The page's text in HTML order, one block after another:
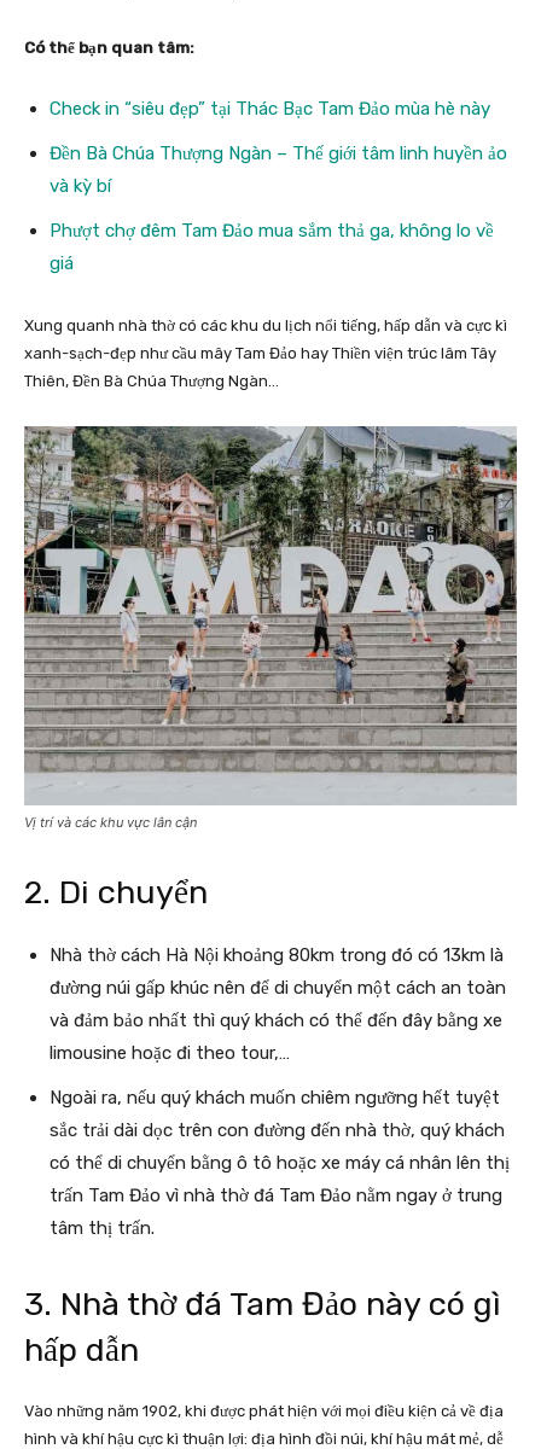
Có thể bạn quan tâm:
Check in “siêu đẹp” tại Thác Bạc Tam Đảo mùa hè này
Đền Bà Chúa Thượng Ngàn – Thế giới tâm linh huyền ảo
và kỳ bí
Phượt chợ đêm Tam Đảo mua sắm thả ga, không lo về
giá
Xung quanh nhà thờ có các khu du lịch nổi tiếng, hấp dẫn và cực kì
xanh-sạch-đẹp như cầu mây Tam Đảo hay Thiền viện trúc lâm Tây
Thiên, Đền Bà Chúa Thượng Ngàn…
Vị trí và các khu vực lân cận
2. Di chuyển
Nhà thờ cách Hà Nội khoảng 80km trong đó có 13km là
đường núi gấp khúc nên để di chuyển một cách an toàn
và đảm bảo nhất thì quý khách có thể đến đây bằng xe
limousine hoặc đi theo tour,…
Ngoài ra, nếu quý khách muốn chiêm ngưỡng hết tuyệt
sắc trải dài dọc trên con đường đến nhà thờ, quý khách
có thể di chuyển bằng ô tô hoặc xe máy cá nhân lên thị
trấn Tam Đảo vì nhà thờ đá Tam Đảo nằm ngay ở trung
tâm thị trấn.
3. Nhà thờ đá Tam Đảo này có gì
hấp dẫn
Vào những năm 1902, khi được phát hiện với mọi điều kiện cả về địa
hình và khí hậu cực kì thuận lợi: địa hình đồi núi, khí hậu mát mẻ, dễ